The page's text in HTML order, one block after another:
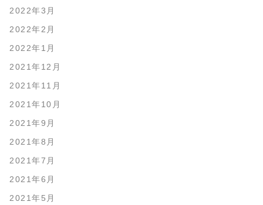
2022年3月
2022年2月
2022年1月
2021年12月
2021年11月
2021年10月
2021年9月
2021年8月
2021年7月
2021年6月
2021年5月